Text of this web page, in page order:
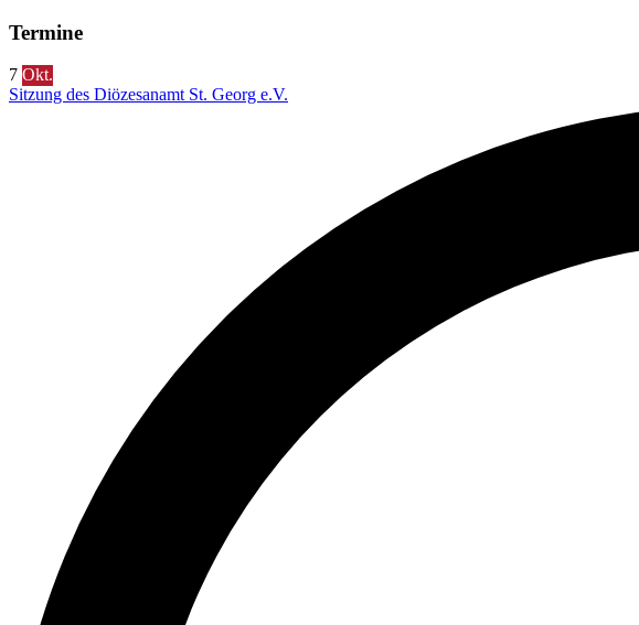
Termine
7 Okt.
Sitzung des Diözesanamt St. Georg e.V.